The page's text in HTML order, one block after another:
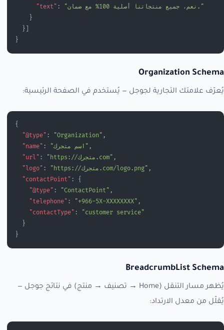
      "text"
:
"نعم، جميع منتجاتنا أصلية 100% مع ضمان."
    }
  }]
}
Organization Schema
يُعرّف علامتك التجارية لجوجل — يُستخدم في الصفحة الرئيسية:
{
  "@type"
: "Organization" ,
  "name"
: "اسم متجرك" ,
  "url"
: "https://متجرك.com" ,
  "logo"
: "https://متجرك.com/logo.png" ,
  "contactPoint"
: {
    "@type"
: "ContactPoint" ,
    "telephone"
: "+966-5X-XXXXXXXX" ,
    "contactType"
:
"customer service"
  }
}
BreadcrumbList Schema
يُظهر مسار التنقل (Home → تصنيف → منتج) في نتائج جوجل —
يُقلّل من معدل الارتداد: